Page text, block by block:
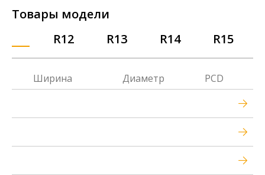
Товары модели
R12
R13 R14 R15
Ширина Диаметр PCD